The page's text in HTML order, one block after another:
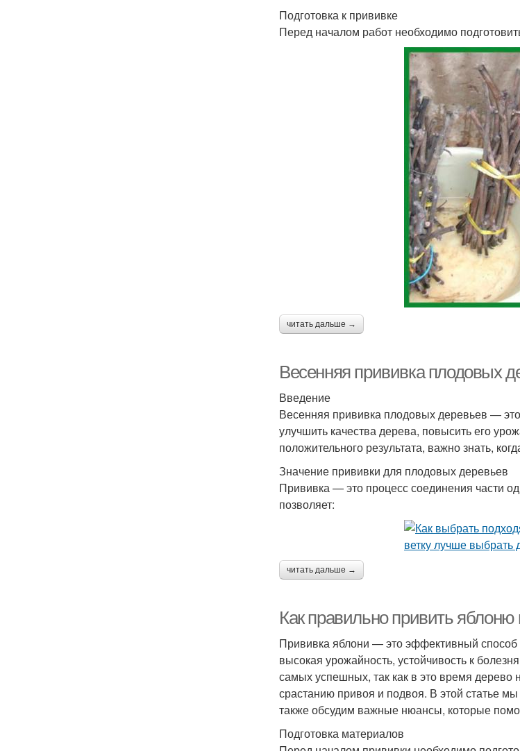
Подготовка к прививке
Перед началом работ необходимо
читать дальше →
Весенняя прививка плодовых
Введение
Весенняя прививка плодовых деревьев —
улучшить качества дерева, повысить его
положительного результата, важно знать,
Значение прививки для плодовых деревьев
Прививка — это процесс соединения части
позволяет:
читать дальше →
Как правильно привить
Прививка яблони — это эффективный способ
высокая урожайность, устойчивость к
самых успешных, так как в это время дерево
срастанию привоя и подвоя. В этой статье
также обсудим важные нюансы, которые
Подготовка материалов